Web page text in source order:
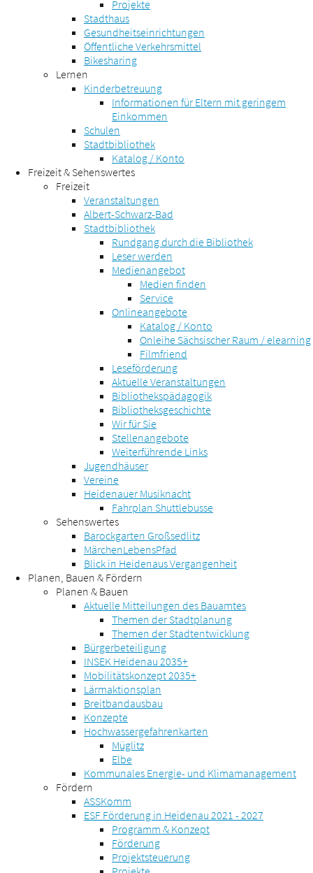
Projekte
Stadthaus
Gesundheitseinrichtungen
Öffentliche Verkehrsmittel
Bikesharing
Lernen
Kinderbetreuung
Informationen für Eltern mit geringem
Einkommen
Schulen
Stadtbibliothek
Katalog / Konto
Freizeit & Sehenswertes
Freizeit
Veranstaltungen
Albert-Schwarz-Bad
Stadtbibliothek
Rundgang durch die Bibliothek
Leser werden
Medienangebot
Medien finden
Service
Onlineangebote
Katalog / Konto
Onleihe Sächsischer Raum / elearning
Filmfriend
Leseförderung
Aktuelle Veranstaltungen
Bibliothekspädagogik
Bibliotheksgeschichte
Wir für Sie
Stellenangebote
Weiterführende Links
Jugendhäuser
Vereine
Heidenauer Musiknacht
Fahrplan Shuttlebusse
Sehenswertes
Barockgarten Großsedlitz
MärchenLebensPfad
Blick in Heidenaus Vergangenheit
Planen, Bauen & Fördern
Planen & Bauen
Aktuelle Mitteilungen des Bauamtes
Themen der Stadtplanung
Themen der Stadtentwicklung
Bürgerbeteiligung
INSEK Heidenau 2035+
Mobilitätskonzept 2035+
Lärmaktionsplan
Breitbandausbau
Konzepte
Hochwassergefahrenkarten
Müglitz
Elbe
Kommunales Energie- und Klimamanagement
Fördern
ASSKomm
ESF Förderung in Heidenau 2021 - 2027
Programm & Konzept
Förderung
Projektsteuerung